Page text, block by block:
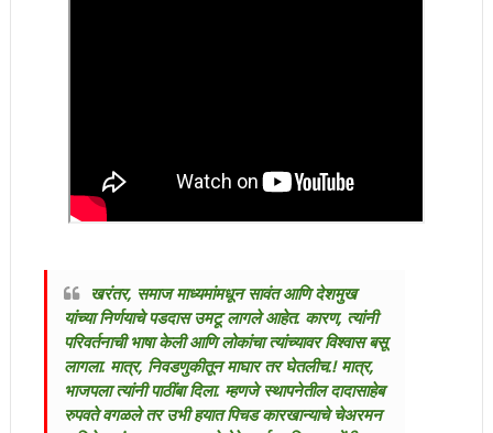
खरंतर, समाज माध्यमांमधून सावंत आणि देशमुख
यांच्या निर्णयाचे पडदास उमटू लागले आहेत. कारण, त्यांनी
परिवर्तनाची भाषा केली आणि लोकांचा त्यांच्यावर विश्वास बसू
लागला. मात्र, निवडणुकीतून माघार तर घेतलीच.! मात्र,
भाजपला त्यांनी पाठींबा दिला. म्हणजे स्थापनेतील दादासाहेब
रुपवते वगळले तर उभी हयात पिचड कारखान्याचे चेअरमन